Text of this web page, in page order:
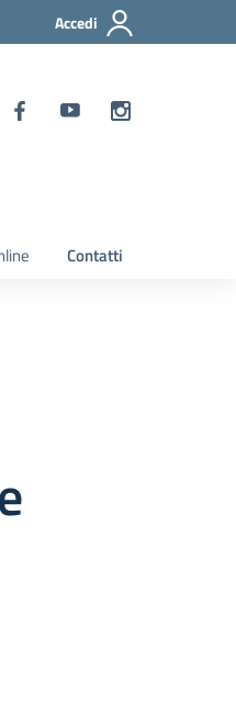
Accedi
Contatti